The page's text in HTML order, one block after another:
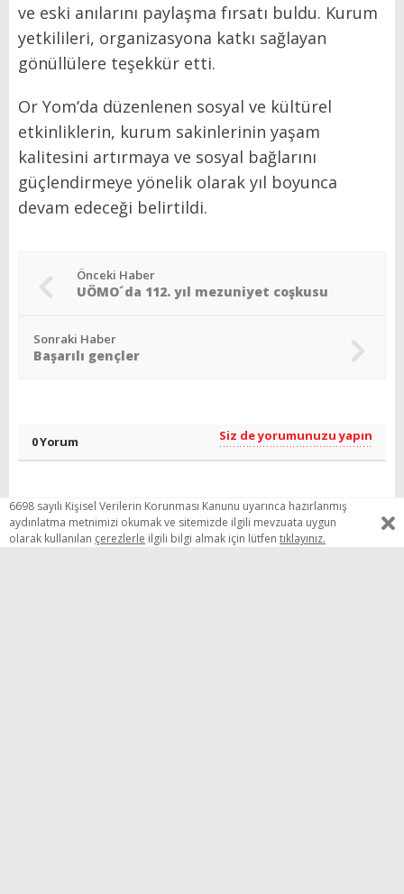
ve eski anılarını paylaşma fırsatı buldu. Kurum
yetkilileri, organizasyona katkı sağlayan
gönüllülere teşekkür etti.
Or Yom’da düzenlenen sosyal ve kültürel
etkinliklerin, kurum sakinlerinin yaşam
kalitesini artırmaya ve sosyal bağlarını
güçlendirmeye yönelik olarak yıl boyunca
devam edeceği belirtildi.
Önceki Haber
UÖMO´da 112. yıl mezuniyet coşkusu
Sonraki Haber
Başarılı gençler
0 Yorum Siz de yorumunuzu yapın
Siz de yorumunuzu yapın Tüm Yorumları Görün
6698 sayılı Kişisel Verilerin Korunması Kanunu uyarınca hazırlanmış
aydınlatma metnimizi okumak ve sitemizde ilgili mevzuata uygun
olarak kullanılan çerezlerle ilgili bilgi almak için lütfen tıklayınız.